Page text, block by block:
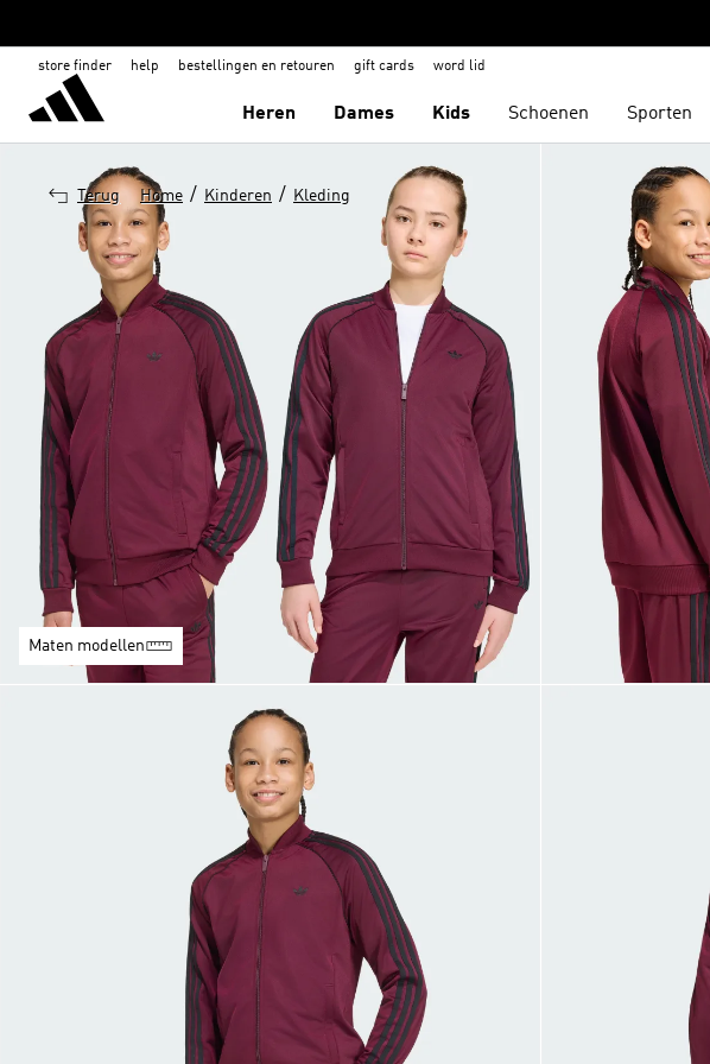
store finder help bestellingen en retouren gift cards word lid
Heren Dames Kids Schoenen Sporten
Terug Home / Kinderen / Kleding
Maten modellen